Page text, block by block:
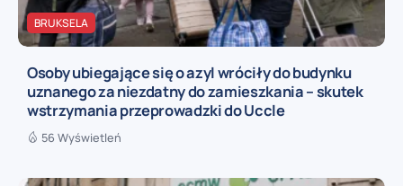
BRUKSELA
Osoby ubiegające się o azyl wróciły do budynku
uznanego za niezdatny do zamieszkania – skutek
wstrzymania przeprowadzki do Uccle
56 Wyświetleń